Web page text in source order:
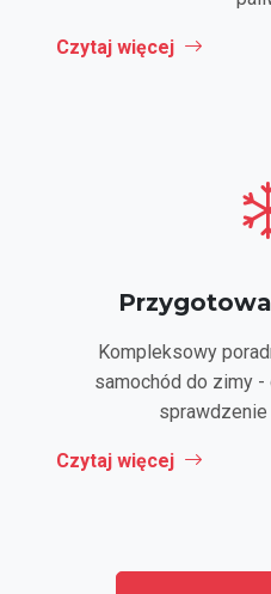
Czytaj więcej
Kompleksowy
samochód do zimy -
sprawdzenie
Czytaj więcej